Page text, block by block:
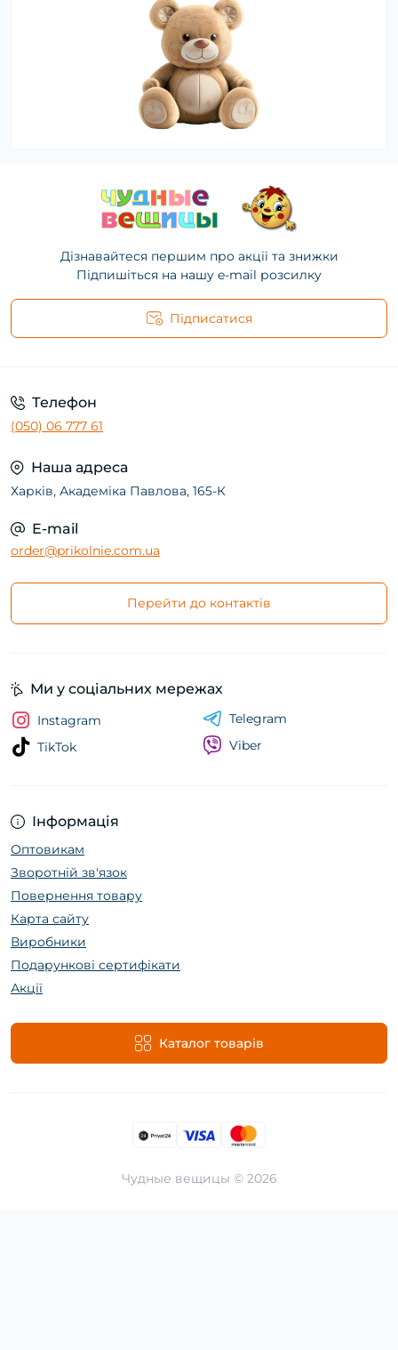
Дізнавайтеся першим про акції та знижки
Підпишіться на нашу e-mail розсилку
Підписатися
Телефон
(050) 06 777 61
Наша адреса
Харків, Академіка Павлова, 165-К
E-mail
order@prikolnie.com.ua
Перейти до контактів
Інформація
Оптовикам
Зворотній зв'язок
Повернення товару
Карта сайту
Виробники
Подарункові сертифікати
Акції
Каталог товарів
Ми у соціальних мережах
Instagram
TikTok
Telegram
Viber
Чудные вещицы © 2026